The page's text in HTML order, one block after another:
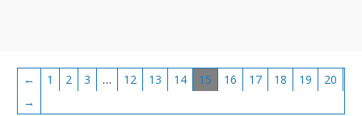
← 1 2 3 … 12 13 14 15 16 17 18 19
20
→